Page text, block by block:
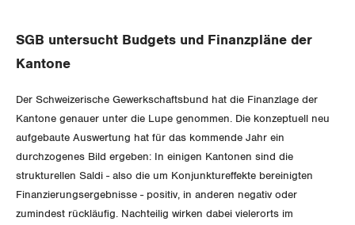
Gewerkschaftsrechte
Arbeitssicherheit und Gesundheitsschutz
Aussenwirtschaft
AHV
Berufliche Vorsorge
SERVICE PUBLIC
SGB untersucht Budgets und Finanzpläne der
Kantone
Der Schweizerische Gewerkschaftsbund hat die Finanzlage der
Kantone genauer unter die Lupe genommen. Die konzeptuell neu
aufgebaute Auswertung hat für das kommende Jahr ein
durchzogenes Bild ergeben: In einigen Kantonen sind die
strukturellen Saldi - also die um Konjunktureffekte bereinigten
Finanzierungsergebnisse - positiv, in anderen negativ oder
zumindest rückläufig. Nachteilig wirken dabei vielerorts im